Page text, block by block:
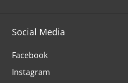
Social Media
Facebook
Instagram